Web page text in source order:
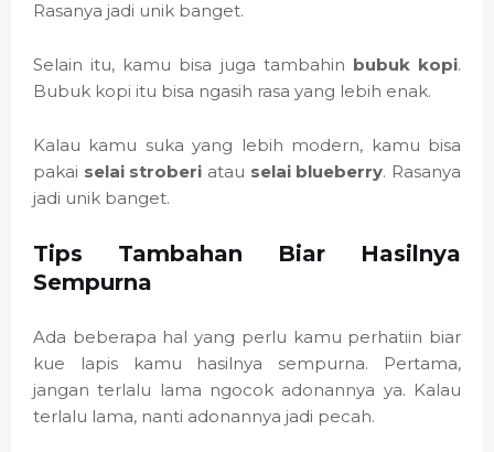
Rasanya jadi unik banget.
Selain itu, kamu bisa juga tambahin bubuk kopi.
Bubuk kopi itu bisa ngasih rasa yang lebih enak.
Kalau kamu suka yang lebih modern, kamu bisa
pakai selai stroberi atau selai blueberry. Rasanya
jadi unik banget.
Tips Tambahan Biar Hasilnya
Sempurna
Ada beberapa hal yang perlu kamu perhatiin biar
kue lapis kamu hasilnya sempurna. Pertama,
jangan terlalu lama ngocok adonannya ya. Kalau
terlalu lama, nanti adonannya jadi pecah.